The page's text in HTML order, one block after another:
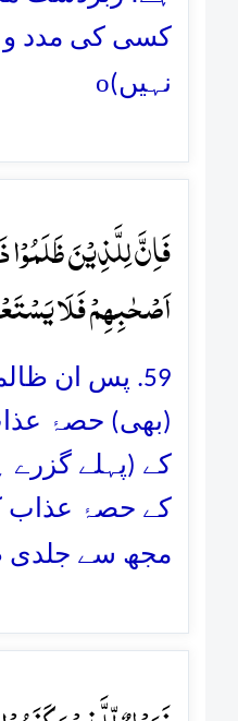
کسی کی مدد و
نہیں)o
فَاِنَّ لِلَّذِیۡنَ
اَصۡحٰبِہِمۡ فَلَا
59. پس ان
(بھی) حصۂ
کے (پہلے گزرے
کے حصۂ عذاب
مجھ سے جلدی